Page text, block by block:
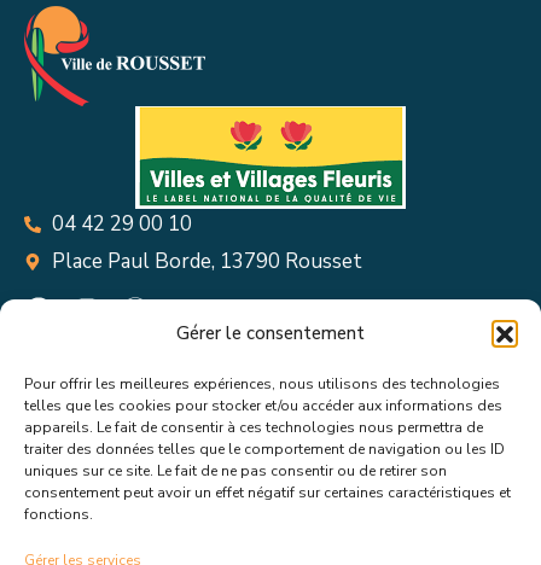
Gérer le consentement
Pour offrir les meilleures expériences, nous utilisons des technologies
telles que les cookies pour stocker et/ou accéder aux informations des
appareils. Le fait de consentir à ces technologies nous permettra de
traiter des données telles que le comportement de navigation ou les ID
uniques sur ce site. Le fait de ne pas consentir ou de retirer son
consentement peut avoir un effet négatif sur certaines caractéristiques et
fonctions.
Gérer les services
04 42 29 00 10
Place Paul Borde, 13790 Rousset
Suivez toutes les informations &
actualités de votre ville !